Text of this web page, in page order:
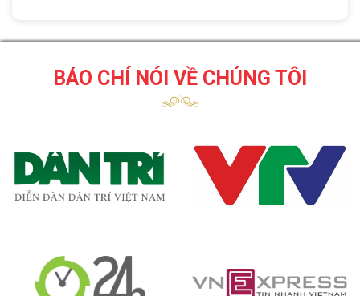
BÁO CHÍ NÓI VỀ CHÚNG TÔI